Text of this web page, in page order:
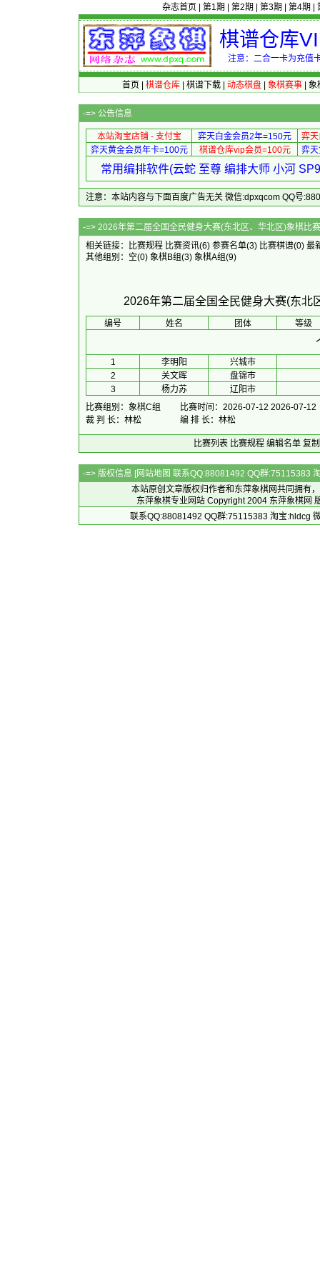
杂志首页 第1期 第2期 第3期 第4期
棋谱仓库
注意：二合一卡为充值
首页 棋谱仓库| 棋谱下载| 动态棋盘| 象棋赛事| 象
-=> 公告信息
本站淘宝店铺 - 支付宝 弈天白金会员2年=150元
弈
弈天黄金会员年卡=100元
棋谱仓库vip会员=100元 弈
常用编排软件(云蛇 至尊 编排大师 小河
注意：本站内容与下面百度广告无关 微信:dpxqcom QQ号
-=> 2026年第二届全国全民健身大赛(东北区、华北
相关链接：
比赛规程 比赛资讯(6) 参赛名单(3) 比赛棋谱(0) 最
其他组别： 空(0) 象棋B组(3) 象棋A组(9)
2026年第二届全国全民健身大赛(东北
编号 姓名 团体 等级
1 李明阳
兴城市
2
关文晖
盘锦市
3
杨力苏
辽阳市
比赛组别：象棋C组
比赛时间：2026-07-12 2026-07-12
裁 判 长：林松
编 排 长：林松
比赛列表 比赛规程 编辑名单 复
-=> 版权信息 [网站地图 联系QQ:88081492 QQ群:75115383
本站原创文章版权归作者和 东萍象棋网共同拥有
东萍象棋专业网站 Copyright 2004 东萍象棋网
联系QQ:88081492 QQ群:75115383 淘宝:hldcg